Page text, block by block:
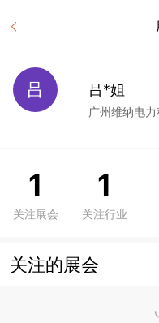
吕 吕*姐
广州维纳电
1
关注展会
1
关注行业
关注的展会